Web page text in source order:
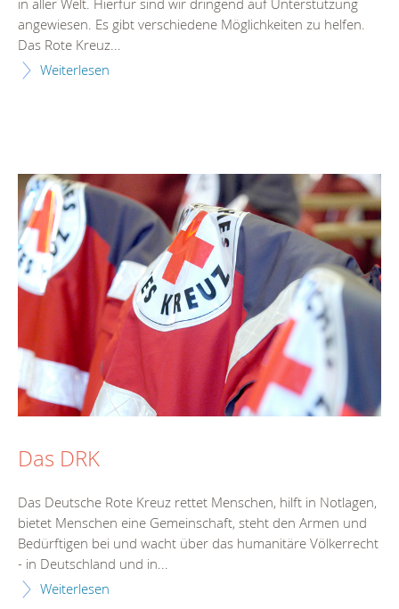
in aller Welt. Hierfür sind wir dringend auf Unterstützung
angewiesen. Es gibt verschiedene Möglichkeiten zu helfen.
Das Rote Kreuz...
Weiterlesen
Das DRK
Das Deutsche Rote Kreuz rettet Menschen, hilft in Notlagen,
bietet Menschen eine Gemeinschaft, steht den Armen und
Bedürftigen bei und wacht über das humanitäre Völkerrecht
- in Deutschland und in...
Weiterlesen